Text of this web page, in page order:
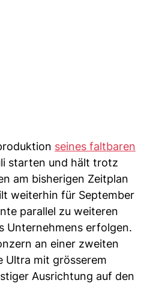
seines faltbaren
starten und hält trotz
am bisherigen Zeitplan
weiterhin für September
parallel zu weiteren
Unternehmens erfolgen.
an einer zweiten
Ultra mit grösserem
Ausrichtung auf den